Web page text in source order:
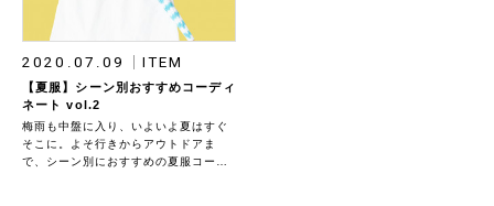
2020.07.09 ITEM
【夏服】シーン別おすすめコーディ
ネート vol.2
梅雨も中盤に入り、いよいよ夏はすぐ
そこに。よそ行きからアウトドアま
で、シーン別におすすめの夏服コーデ